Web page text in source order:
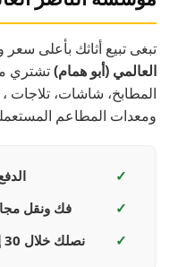
تبغى تبيع أثاثك بأعلى
العالمي (أبو همام)تشتري
المطابخ، شاشات، تلاجات
ومعدات المطاعم
✓
✓
فك ونقل
✓
نصلك خلال 30 إلى 60 دقيقة